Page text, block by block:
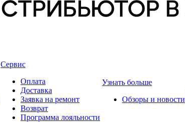
Сервис
Оплата
Доставка
Заявка на ремонт
Возврат
Программа лояльности
Узнать больше
Обзоры и новости